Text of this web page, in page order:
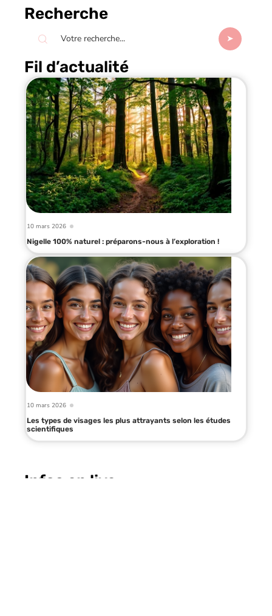
Recherche
Fil d’actualité
10 mars 2026
Nigelle 100% naturel : préparons-nous à l’exploration !
10 mars 2026
Les types de visages les plus attrayants selon les études
scientifiques
Infos en live